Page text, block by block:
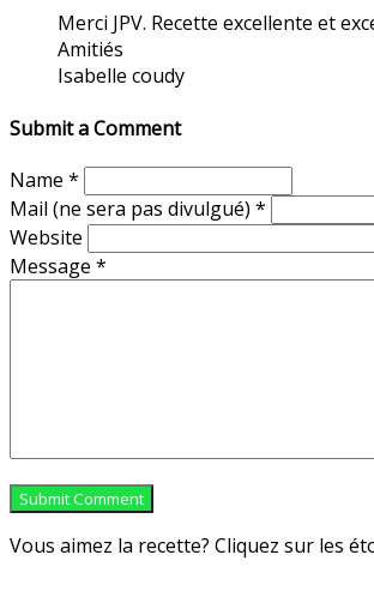
Merci JPV. Recette excellente et
Amitiés
Isabelle coudy
Submit a Comment
Name *
Mail (ne sera pas divulgué) *
Website
Message *
Vous aimez la recette? Cliquez sur les